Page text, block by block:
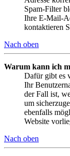
Spam-Filter
Ihre E-Mail-
kontaktieren
Nach oben
Warum kann ich
Dafür gibt es
Ihr
der Fall ist,
um
ebenfalls
Website
Nach oben